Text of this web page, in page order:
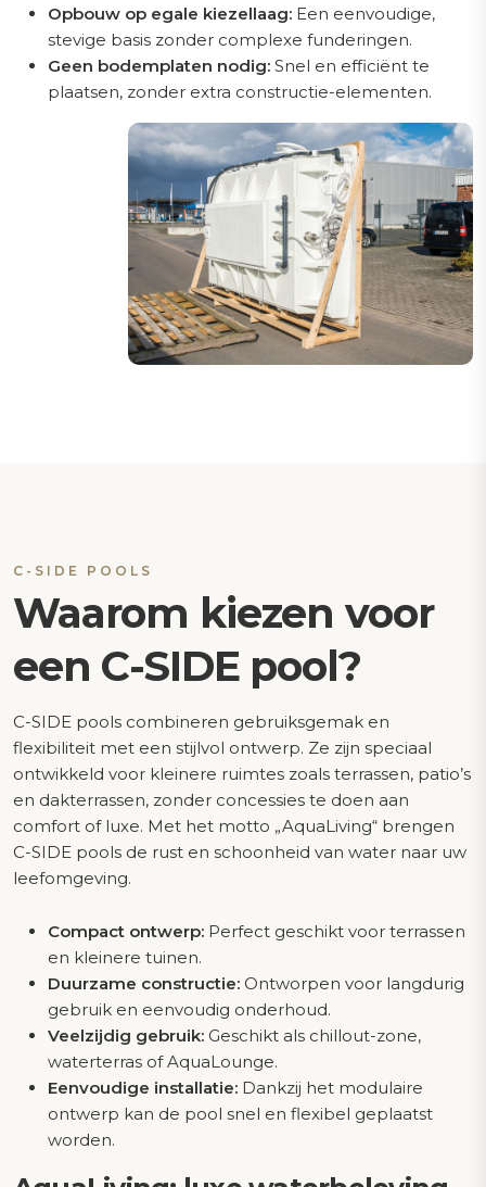
Opbouw op egale kiezellaag: Een eenvoudige,
stevige basis zonder complexe funderingen.
Geen bodemplaten nodig: Snel en efficiënt te
plaatsen, zonder extra constructie-elementen.
C-SIDE POOLS
Waarom kiezen voor
een C-SIDE pool?
C-SIDE pools combineren gebruiksgemak en
flexibiliteit met een stijlvol ontwerp. Ze zijn speciaal
ontwikkeld voor kleinere ruimtes zoals terrassen, patio’s
en dakterrassen, zonder concessies te doen aan
comfort of luxe. Met het motto „AquaLiving“ brengen
C-SIDE pools de rust en schoonheid van water naar uw
leefomgeving.
Compact ontwerp: Perfect geschikt voor terrassen
en kleinere tuinen.
Duurzame constructie: Ontworpen voor langdurig
gebruik en eenvoudig onderhoud.
Veelzijdig gebruik: Geschikt als chillout-zone,
waterterras of AquaLounge.
Eenvoudige installatie: Dankzij het modulaire
ontwerp kan de pool snel en flexibel geplaatst
worden.